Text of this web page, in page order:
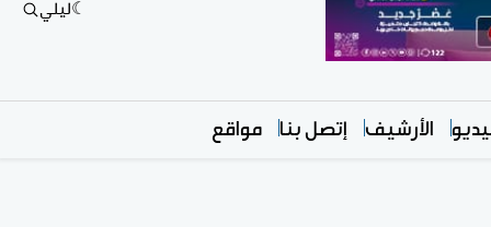
ليلي
الأرشيف إتصل بنا مواقع